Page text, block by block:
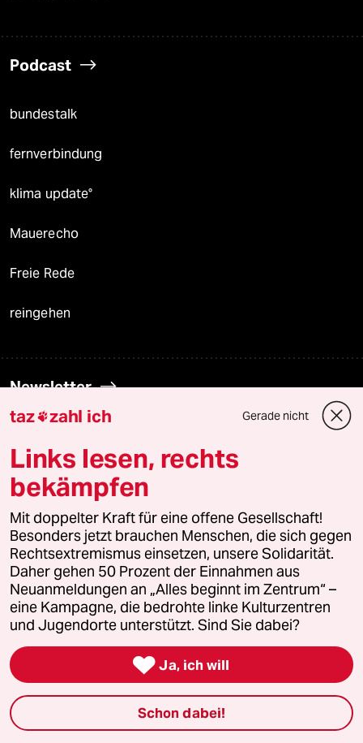
Podcast
bundestalk
fernverbindung
klima update°
Mauerecho
Freie Rede
reingehen
Newsletter
taz frisch
taz zahl ich
taz lab Infobrief
Veranstaltungen
Demnächst
Vor Ort
taz zahl ich Gerade nicht
Links lesen, rechts
bekämpfen
Mit doppelter Kraft für eine offene Gesellschaft!
Besonders jetzt brauchen Menschen, die sich gegen
Rechtsextremismus einsetzen, unsere Solidarität.
Daher gehen 50 Prozent der Einnahmen aus
Neuanmeldungen an „Alles beginnt im Zentrum“ –
eine Kampagne, die bedrohte linke Kulturzentren
und Jugendorte unterstützt. Sind Sie dabei?
 Ja, ich will
Schon dabei!